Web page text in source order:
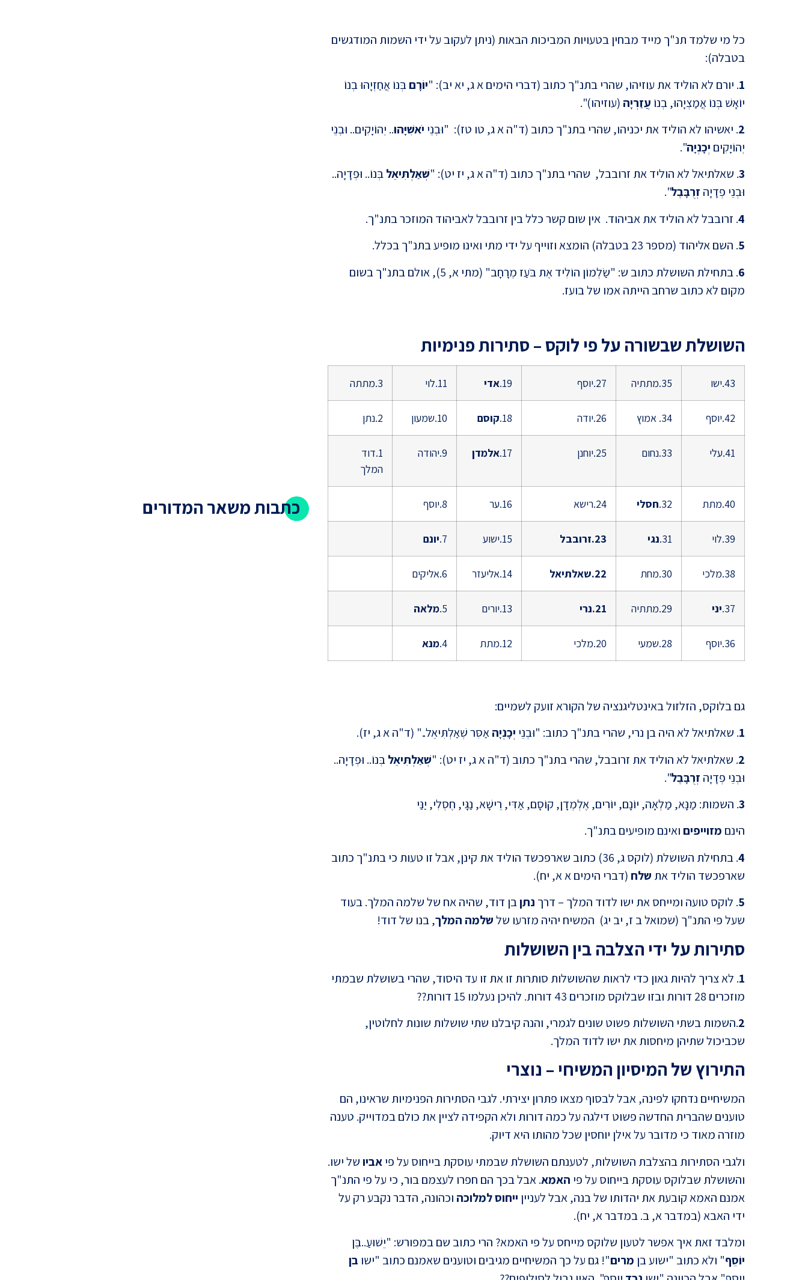
כל מי שלמד תנ"ך מייד מבחין בטעויות המביכות הבאות (ניתן לעקוב על ידי השמות המודגשים
בטבלה):
1. יורם לא הוליד את עוזיהו, שהרי בתנ"ך כתוב (דברי הימים א ג, יא יב): "יוֹרָםבְּנוֹ אֲחַזְיָהוּ בְנוֹ
יוֹאָשׁ בְּנוֹ אֲמַצְיָהוּ, בְנוֹ עֲזַרְיָה (עוזיהו)".
2. יאשיהו לא הוליד את יכניהו, שהרי בתנ"ך כתוב (ד"ה א ג, טו טז): "וּבְנֵי יֹאשִׁיָּהוּ.. יְהוֹיָקִים.. וּבְנֵי
יְהוֹיָקִים יְכָנְיָה".
3. שאלתיאל לא הוליד את זרובבל, שהרי בתנ"ך כתוב (ד"ה א ג, יז יט): "שְׁאַלְתִּיאֵלבְּנוֹ.. וּפְדָיָה..
וּבְנֵי פְדָיָה זְרֻבָּבֶל".
4. זרובבל לא הוליד את אביהוד. אין שום קשר כלל בין זרובבל לאביהוד המוזכר בתנ"ך.
5. השם אליהוד (מספר 23 בטבלה) הומצא וזוייף על ידי מתי ואינו מופיע בתנ"ך בכלל.
6
. בתחילת השושלת כתוב ש: "שַׂלְמוֹן הוֹלִיד אֶת בֹּעַז מֵרָחָב" (מתי א, 5), אולם בתנ"ך בשום
מקום לא כתוב שרחב הייתה אמו של בועז.
השושלת שבשורה על פי לוקס – סתירות פנימיות
43.ישו 35.מתתיה 27.יוסף 19. אדי 11.לוי 3.מתתה
42.יוסף 34. אמוץ 26.יודה 18. קוסם 10.שמעון 2.נתן
41.עלי 33.נחום 25.יוחנן 17. אלמדן 9.יהודה
1.דוד
המלך
40.מתת 32. חסלי 24.רישא 16.ער 8.יוסף
39.לוי 31. נגי 23.זרובבל 15.ישוע 7. יונם
38.מלכי 30.מחת 22.שאלתיאל 14.אליעזר 6.אליקים
37. יני 29.מתתיה 21.נרי 13.יורים 5. מלאה
36.יוסף 28.שמעי 20.מלכי 12.מתת 4.מנא
גם בלוקס, הזלזול באינטליגנציה של הקורא זועק לשמיים:
1. שאלתיאל לא היה בן נרי, שהרי בתנ"ך כתוב: "וּבְנֵי יְכָנְיָהאַסִּר שְׁאַלְתִּיאֵל.." (ד"ה א ג, יז).
2. שאלתיאל לא הוליד את זרובבל, שהרי בתנ"ך כתוב (ד"ה א ג, יז יט): "שְׁאַלְתִּיאֵלבְּנוֹ.. וּפְדָיָה..
וּבְנֵי פְדָיָה זְרֻבָּבֶל".
3. השמות: מַנָּא, מַלְאָה, יוֹנָם, יוֹרִים, אֶלְמְדָן, קוֹסָם, אַדִּי, רֵישָׁא, נַגָּי, חֶסְלִי, יַנַּי
הינם מזוייפיםואינם מופיעים בתנ"ך.
4
. בתחילת השושלת (לוקס ג, 36) כתוב שארפכשד הוליד את קינן, אבל זו טעות כי בתנ"ך כתוב
שארפכשד הוליד את שלח (דברי הימים א א, יח).
5. לוקס טועה ומייחס את ישו לדוד המלך – דרך נתןבן דוד, שהיה אח של שלמה המלך. בעוד
שעל פי התנ"ך (שמואל ב ז, יב יג) המשיח יהיה מזרעו שלשלמה המלך, בנו של דוד!
סתירות על ידי הצלבה בין השושלות
1. לא צריך להיות גאון כדי לראות שהשושלות סותרות זו את זו עד היסוד, שהרי בשושלת שבמתי
מוזכרים 28 דורות ובזו שבלוקס מוזכרים 43 דורות. להיכן נעלמו 15 דורות??
2.השמות בשתי השושלות פשוט שונים לגמרי, והנה קיבלנו שתי שושלות שונות לחלוטין,
שכביכול שתיהן מיחסות את ישו לדוד המלך.
התירוץ של המיסיון המשיחי – נוצרי
המשיחיים נדחקו לפינה, אבל לבסוף מצאו פתרון יצירתי. לגבי הסתירות הפנימיות שראינו, הם
טוענים שהברית החדשה פשוט דילגה על כמה דורות ולא הקפידה לציין את כולם במדוייק. טענה
מוזרה מאוד כי מדובר על אילן יוחסין שכל מהותו היא דיוק.
ולגבי הסתירות בהצלבת השושלות, לטענתם השושלת שבמתי עוסקת בייחוס על פיאביושל ישו.
והשושלת שבלוקס עוסקת בייחוס על פי האמא. אבל בכך הם חפרו לעצמם בור, כי על פי התנ"ך
אמנם האמא קובעת את יהדותו של בנה, אבל לעניין ייחוס למלוכה וכהונה, הדבר נקבע רק על
ידי האבא (במדבר א, ב. במדבר א, יח).
ומלבד זאת איך אפשר לטעון שלוקס מייחס על פי האמא? הרי כתוב שם במפורש: "יֵשׁוּעַ..בֶּן
יוֹסֵף" ולא כתוב "ישוע בן מרים"! גם על כך המשיחיים מגיבים וטוענים שאמנם כתוב "ישו בן
כתבות משאר המדורים